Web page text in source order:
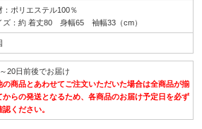
：ポリエステル100％
ズ：約 着丈80 身幅65 袖幅33（cm）
20日前後でお届け
商品とあわせてご注文いただいた場合は全商品が揃
からの発送となるため、各商品のお届け予定日を必ず
認ください。